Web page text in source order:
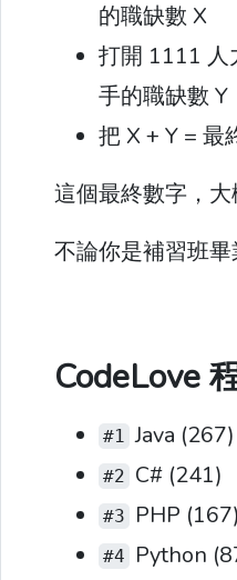
的職缺數 X
打開 1111 人
手的職缺數 Y
把 X + Y = 最
這個最終數字，
不論你是補習班
CodeLove
#1 Java (267)
#2 C# (241)
#3 PHP (167)
#4 Python